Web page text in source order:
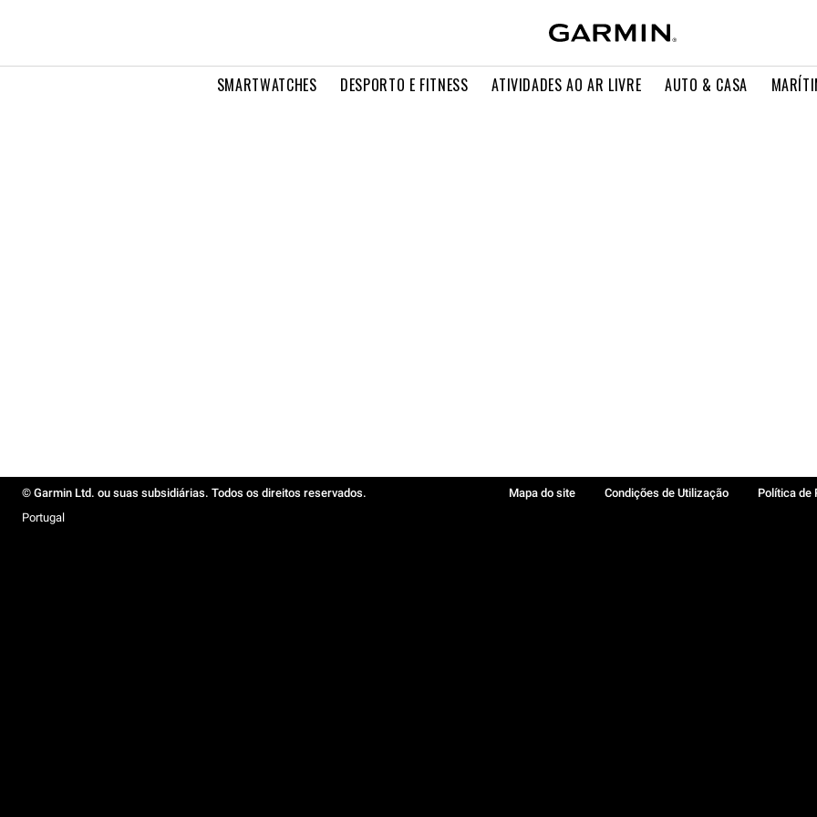
SMARTWATCHES DESPORTO E FITNESS ATIVIDADES AO AR LIVRE AUTO & CASA
© Garmin Ltd. ou suas subsidiárias. Todos os direitos reservados. Mapa do site Condições de Utilização Política de
Portugal